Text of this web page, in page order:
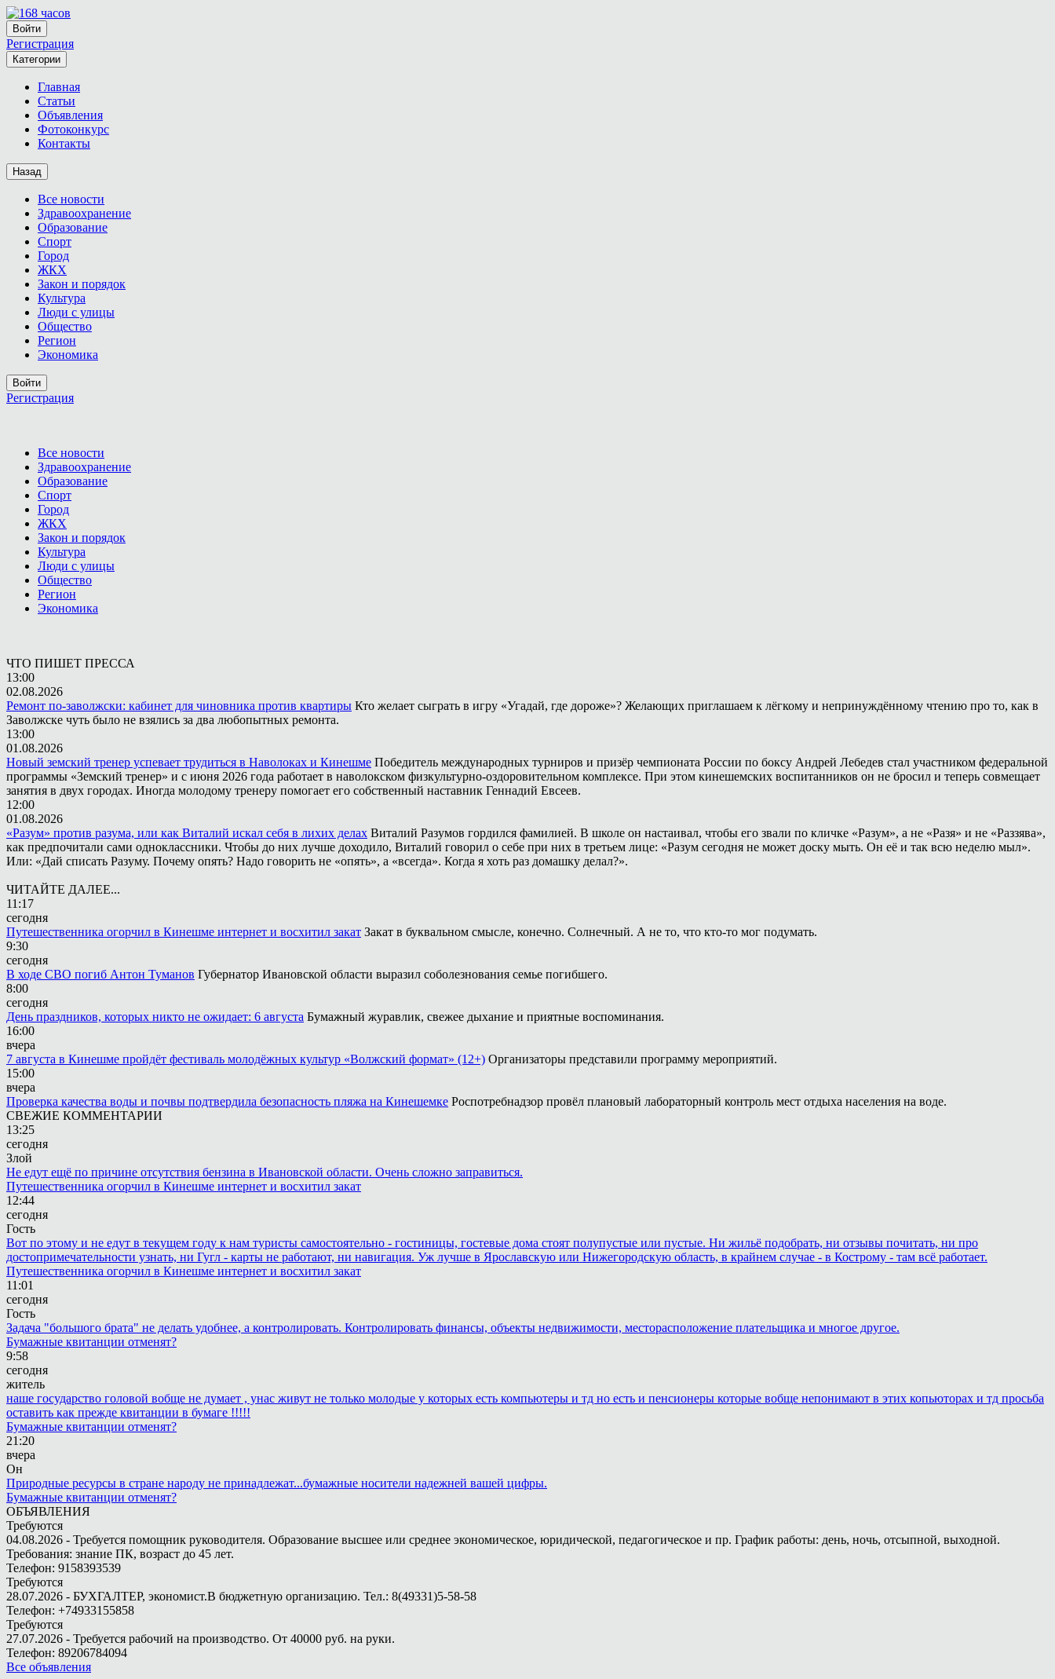
Войти
Регистрация
Категории
Главная
Статьи
Объявления
Фотоконкурс
Контакты
Назад
Все новости
Здравоохранение
Образование
Спорт
Город
ЖКХ
Закон и порядок
Культура
Люди с улицы
Общество
Регион
Экономика
Войти
Регистрация
Все новости
Здравоохранение
Образование
Спорт
Город
ЖКХ
Закон и порядок
Культура
Люди с улицы
Общество
Регион
Экономика
ЧТО ПИШЕТ ПРЕССА
13:00
02.08.2026
Ремонт по-заволжски: кабинет для чиновника против квартиры Кто желает сыграть в игру «Угадай, где дороже»? Желающих приглашаем к лёгкому и непринуждённому чтению про то, как в
Заволжске чуть было не взялись за два любопытных ремонта.
13:00
01.08.2026
Новый земский тренер успевает трудиться в Наволоках и Кинешме Победитель международных турниров и призёр чемпионата России по боксу Андрей Лебедев стал участником федеральной
программы «Земский тренер» и с июня 2026 года работает в наволокском физкультурно-оздоровительном комплексе. При этом кинешемских воспитанников он не бросил и теперь совмещает
занятия в двух городах. Иногда молодому тренеру помогает его собственный наставник Геннадий Евсеев.
12:00
01.08.2026
«Разум» против разума, или как Виталий искал себя в лихих делах Виталий Разумов гордился фамилией. В школе он настаивал, чтобы его звали по кличке «Разум», а не «Разя» и не «Раззява»,
как предпочитали сами одноклассники. Чтобы до них лучше доходило, Виталий говорил о себе при них в третьем лице: «Разум сегодня не может доску мыть. Он её и так всю неделю мыл».
Или: «Дай списать Разуму. Почему опять? Надо говорить не «опять», а «всегда». Когда я хоть раз домашку делал?».
ЧИТАЙТЕ ДАЛЕЕ...
11:17
сегодня
Путешественника огорчил в Кинешме интернет и восхитил закат Закат в буквальном смысле, конечно. Солнечный. А не то, что кто-то мог подумать.
9:30
сегодня
В ходе СВО погиб Антон Туманов Губернатор Ивановской области выразил соболезнования семье погибшего.
8:00
сегодня
День праздников, которых никто не ожидает: 6 августа Бумажный журавлик, свежее дыхание и приятные воспоминания.
16:00
вчера
7 августа в Кинешме пройдёт фестиваль молодёжных культур «Волжский формат» (12+) Организаторы представили программу мероприятий.
15:00
вчера
Проверка качества воды и почвы подтвердила безопасность пляжа на Кинешемке Роспотребнадзор провёл плановый лабораторный контроль мест отдыха населения на воде.
СВЕЖИЕ КОММЕНТАРИИ
13:25
сегодня
Злой
Не едут ещё по причине отсутствия бензина в Ивановской области. Очень сложно заправиться.
Путешественника огорчил в Кинешме интернет и восхитил закат
12:44
сегодня
Гость
Вот по этому и не едут в текущем году к нам туристы самостоятельно - гостиницы, гостевые дома стоят полупустые или пустые. Ни жильё подобрать, ни отзывы почитать, ни про
достопримечательности узнать, ни Гугл - карты не работают, ни навигация. Уж лучше в Ярославскую или Нижегородскую область, в крайнем случае - в Кострому - там всё работает.
Путешественника огорчил в Кинешме интернет и восхитил закат
11:01
сегодня
Гость
Задача "большого брата" не делать удобнее, а контролировать. Контролировать финансы, объекты недвижимости, месторасположение плательщика и многое другое.
Бумажные квитанции отменят?
9:58
сегодня
житель
наше государство головой вобще не думает , унас живут не только молодые у которых есть компьютеры и тд но есть и пенсионеры которые вобще непонимают в этих копьюторах и тд просьба
оставить как прежде квитанции в бумаге !!!!!
Бумажные квитанции отменят?
21:20
вчера
Он
Природные ресурсы в стране народу не принадлежат...бумажные носители надежней вашей цифры.
Бумажные квитанции отменят?
ОБЪЯВЛЕНИЯ
Требуются
04.08.2026 - Требуется помощник руководителя. Образование высшее или среднее экономическое, юридической, педагогическое и пр. График работы: день, ночь, отсыпной, выходной.
Требования: знание ПК, возраст до 45 лет.
Телефон: 9158393539
Требуются
28.07.2026 - БУХГАЛТЕР, экономист.В бюджетную организацию. Тел.: 8(49331)5-58-58
Телефон: +74933155858
Требуются
27.07.2026 - Требуется рабочий на производство. От 40000 руб. на руки.
Телефон: 89206784094
Все объявления